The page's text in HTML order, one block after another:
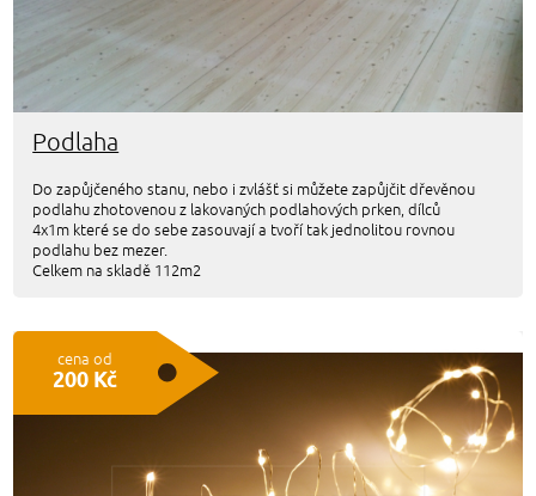
Podlaha
Do zapůjčeného stanu, nebo i zvlášť si můžete zapůjčit dřevěnou
podlahu zhotovenou z lakovaných podlahových prken, dílců
4x1m které se do sebe zasouvají a tvoří tak jednolitou rovnou
podlahu bez mezer.
Celkem na skladě 112m2
cena od
200 Kč